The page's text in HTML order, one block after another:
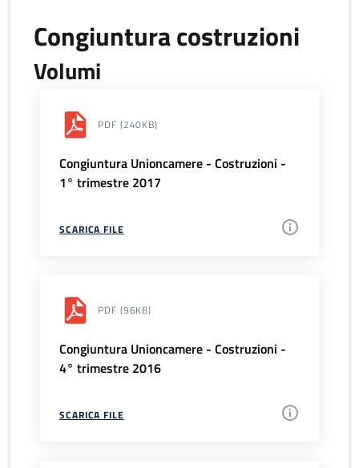
Congiuntura costruzioni
Volumi
PDF (240KB)
Congiuntura Unioncamere - Costruzioni -
1° trimestre 2017
SCARICA FILE
PDF (96KB)
Congiuntura Unioncamere - Costruzioni -
4° trimestre 2016
SCARICA FILE